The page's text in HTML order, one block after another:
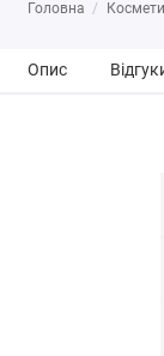
Головна
Опис